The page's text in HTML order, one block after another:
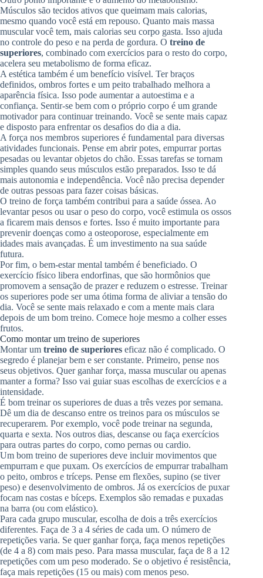
Músculos são tecidos ativos que queimam mais calorias,
mesmo quando você está em repouso. Quanto mais massa
muscular você tem, mais calorias seu corpo gasta. Isso ajuda
no controle do peso e na perda de gordura. O treino de
superiores, combinado com exercícios para o resto do corpo,
acelera seu metabolismo de forma eficaz.
A estética também é um benefício visível. Ter braços
definidos, ombros fortes e um peito trabalhado melhora a
aparência física. Isso pode aumentar a autoestima e a
confiança. Sentir-se bem com o próprio corpo é um grande
motivador para continuar treinando. Você se sente mais capaz
e disposto para enfrentar os desafios do dia a dia.
A força nos membros superiores é fundamental para diversas
atividades funcionais. Pense em abrir potes, empurrar portas
pesadas ou levantar objetos do chão. Essas tarefas se tornam
simples quando seus músculos estão preparados. Isso te dá
mais autonomia e independência. Você não precisa depender
de outras pessoas para fazer coisas básicas.
O treino de força também contribui para a saúde óssea. Ao
levantar pesos ou usar o peso do corpo, você estimula os ossos
a ficarem mais densos e fortes. Isso é muito importante para
prevenir doenças como a osteoporose, especialmente em
idades mais avançadas. É um investimento na sua saúde
futura.
Por fim, o bem-estar mental também é beneficiado. O
exercício físico libera endorfinas, que são hormônios que
promovem a sensação de prazer e reduzem o estresse. Treinar
os superiores pode ser uma ótima forma de aliviar a tensão do
dia. Você se sente mais relaxado e com a mente mais clara
depois de um bom treino. Comece hoje mesmo a colher esses
frutos.
Como montar um treino de superiores
Montar um treino de superiores eficaz não é complicado. O
segredo é planejar bem e ser constante. Primeiro, pense nos
seus objetivos. Quer ganhar força, massa muscular ou apenas
manter a forma? Isso vai guiar suas escolhas de exercícios e a
intensidade.
É bom treinar os superiores de duas a três vezes por semana.
Dê um dia de descanso entre os treinos para os músculos se
recuperarem. Por exemplo, você pode treinar na segunda,
quarta e sexta. Nos outros dias, descanse ou faça exercícios
para outras partes do corpo, como pernas ou cardio.
Um bom treino de superiores deve incluir movimentos que
empurram e que puxam. Os exercícios de empurrar trabalham
o peito, ombros e tríceps. Pense em flexões, supino (se tiver
peso) e desenvolvimento de ombros. Já os exercícios de puxar
focam nas costas e bíceps. Exemplos são remadas e puxadas
na barra (ou com elástico).
Para cada grupo muscular, escolha de dois a três exercícios
diferentes. Faça de 3 a 4 séries de cada um. O número de
repetições varia. Se quer ganhar força, faça menos repetições
(de 4 a 8) com mais peso. Para massa muscular, faça de 8 a 12
repetições com um peso moderado. Se o objetivo é resistência,
faça mais repetições (15 ou mais) com menos peso.